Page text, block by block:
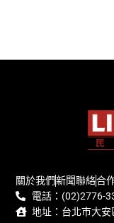
關於我們新聞聯絡合
電話：(02)2776-
地址：台北市大